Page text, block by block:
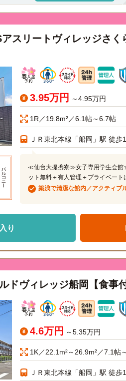
スリートヴィレッジさ
3.95万円 ～4.95万円
1R／19.8m²／6.1帖～6.7帖
ＪＲ東北本線「船岡」駅 徒歩
≪仙台大提携寮≫女子専用学生会館
ット無料＋有人管理＋プライベート
築浅で清潔な館内／アクティブ
り
ドヴィレッジ船岡【食事
4.6万円 ～5.35万円
1K／22.1m²～26.9m²／7.1帖
ＪＲ東北本線「船岡」駅 徒歩